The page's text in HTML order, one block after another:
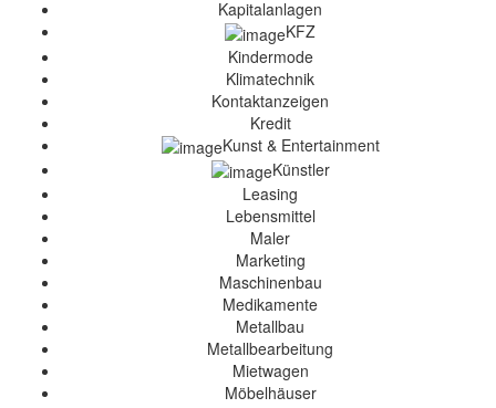
Kapitalanlagen
KFZ
Kindermode
Klimatechnik
Kontaktanzeigen
Kredit
Kunst & Entertainment
Künstler
Leasing
Lebensmittel
Maler
Marketing
Maschinenbau
Medikamente
Metallbau
Metallbearbeitung
Mietwagen
Möbelhäuser